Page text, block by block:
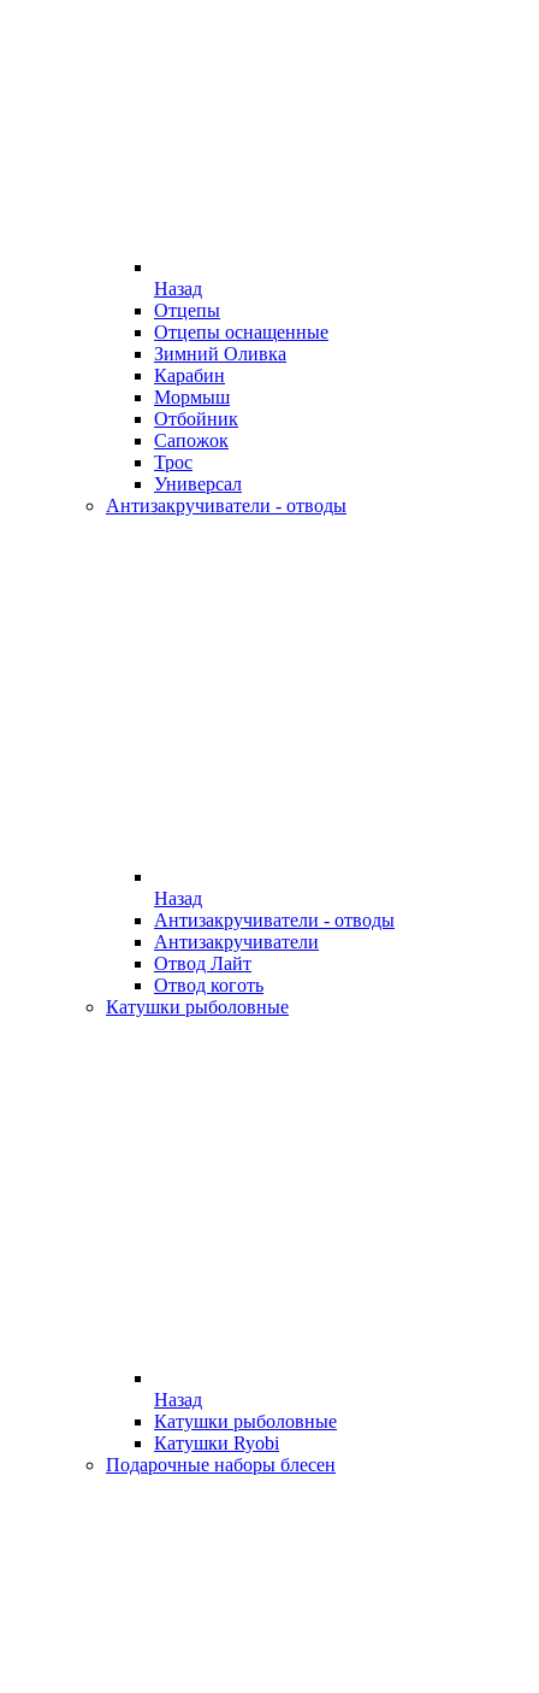
Назад
Отцепы
Отцепы оснащенные
Зимний Оливка
Карабин
Мормыш
Отбойник
Сапожок
Трос
Универсал
Антизакручиватели - отводы
Назад
Антизакручиватели - отводы
Антизакручиватели
Отвод Лайт
Отвод коготь
Катушки рыболовные
Назад
Катушки рыболовные
Катушки Ryobi
Подарочные наборы блесен